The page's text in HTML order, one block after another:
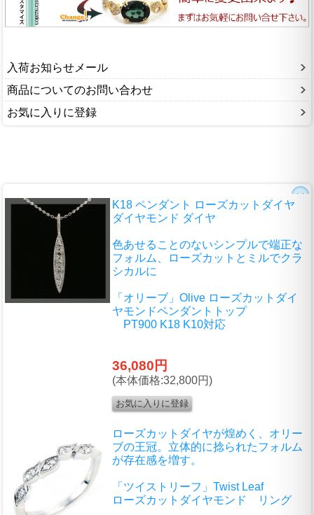
入荷お知らせメール
商品についてのお問い合わせ
お気に入りに登録
K18 ペンダント ローズカットダイヤ
ダイヤモンド ダイヤ
色あせることのないシンプルで端正な
フォルム、ローズカットとミルでクラ
シカルに
「オリーブ」Olive ローズカットダイ
ヤモンドペンダントトップ
PT900 K18 K10対応
36,080円
(本体価格:32,800円)
ローズカットダイヤが煌めく、オリー
ブの王冠。立体的に捻られたフォルム
が存在感を増す。
「ツイストリーフ」Twist Leaf
ローズカットダイヤモンド リング